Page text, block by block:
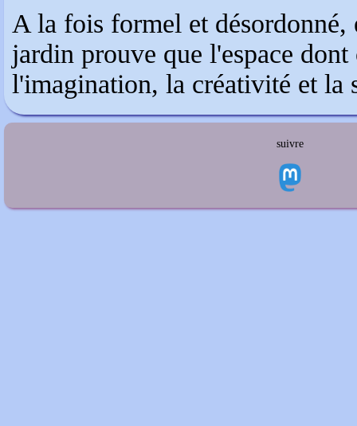
A la fois formel et désordonné,
jardin prouve que l'espace
l'imagination, la créativité et la
suivre